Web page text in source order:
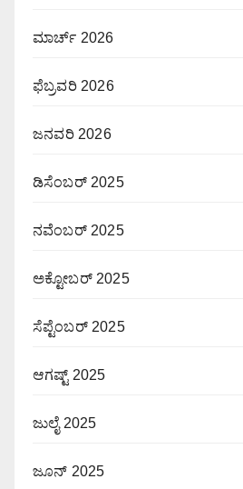
ಮಾರ್ಚ್ 2026
ಫೆಬ್ರವರಿ 2026
ಜನವರಿ 2026
ಡಿಸೆಂಬರ್ 2025
ನವೆಂಬರ್ 2025
ಅಕ್ಟೋಬರ್ 2025
ಸೆಪ್ಟೆಂಬರ್ 2025
ಆಗಷ್ಟ್ 2025
ಜುಲೈ 2025
ಜೂನ್ 2025